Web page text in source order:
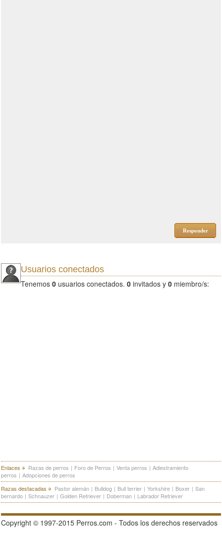
Responder
Usuarios conectados
Tenemos 0 usuarios conectados. 0 invitados y 0 miembro/s:
Enlaces Razas de perros | Foro de Perros | Venta perros | Adiestramiento
perros | Adopciones de perros
Razas destacadas
Pastor alemán | Bulldog | Bull terrier | Yorkshire | Boxer | San
bernardo | Schnauzer | Golden Retriever | Doberman | Labrador Retriever
Copyright © 1997-2015 Perros.com - Todos los derechos reservados